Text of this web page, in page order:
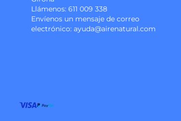
Llámenos: 611 009 338
Envíenos un mensaje de correo
electrónico: ayuda@airenatural.com